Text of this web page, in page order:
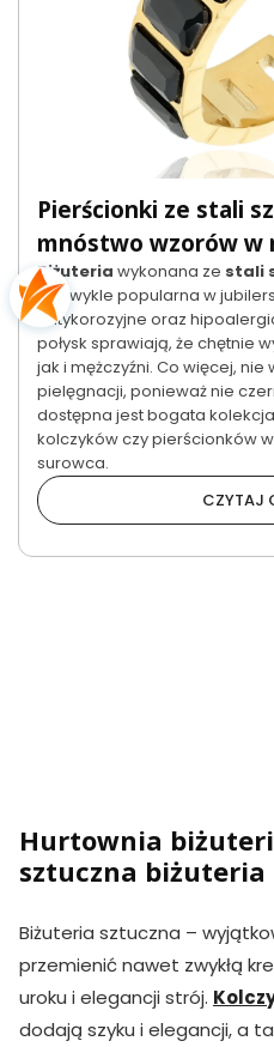
Pierścionki ze stali
mnóstwo wzorów w
Biżuteria wykonana ze stali
niezwykle popularna w
antykorozyjne oraz
połysk sprawiają, że chętnie
jak i mężczyźni. Co więcej,
pielęgnacji, ponieważ nie
dostępna jest bogata
kolczyków czy pierścionków
surowca.
CZYTAJ
Hurtownia
sztuczna
Biżuteria sztuczna –
przemienić nawet zwykłą
uroku i elegancji strój.
dodają szyku i elegancji, a